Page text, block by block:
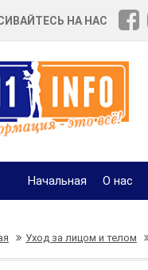
НА НАС
Начальная О нас
Уход за лицом и телом